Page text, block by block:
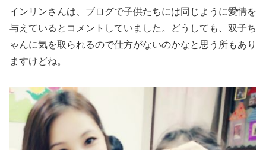
インリンさんは、ブログで子供たちには同じように愛情を
与えているとコメントしていました。どうしても、双子ち
ゃんに気を取られるので仕方がないのかなと思う所もあり
ますけどね。